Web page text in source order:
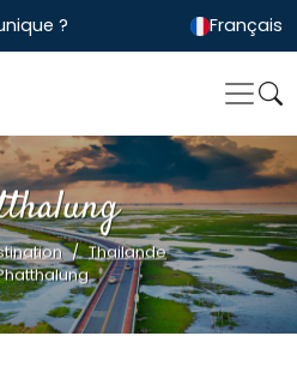
? Français
Thailande